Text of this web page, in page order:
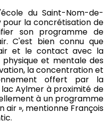
du Saint-Nom-de-
pour la concrétisation de
son programme de
C'est bien connu que
et le contact avec la
et mentale des
la concentration et
offert par la
Aylmer à proximité de
à un programme
», mentionne François